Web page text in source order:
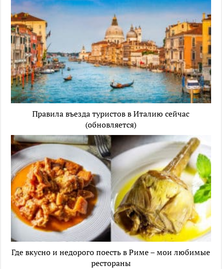
Правила въезда туристов в Италию сейчас
(обновляется)
Где вкусно и недорого поесть в Риме – мои любимые
рестораны